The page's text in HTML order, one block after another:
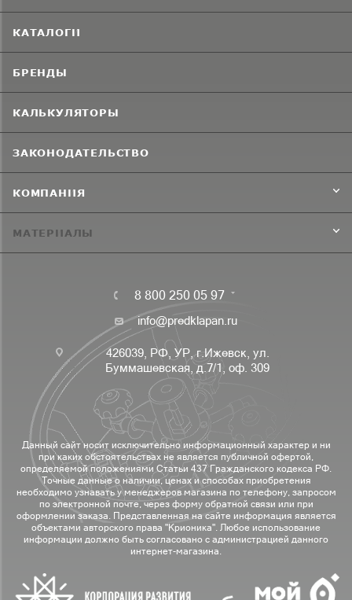
КАТАЛОГИ
БРЕНДЫ
КАЛЬКУЛЯТОРЫ
ЗАКОНОДАТЕЛЬСТВО
КОМПАНИЯ
МАТЕРИАЛЫ
8 800 250 05 97
info@predklapan.ru
426039, РФ, УР, г.Ижевск, ул.
Буммашевская, д.7/1, оф. 309
Данный сайт носит исключительно информационный характер и ни
при каких обстоятельствах не является публичной офертой,
определяемой положениями Статьи 437 Гражданского кодекса РФ.
Точные данные о наличии, ценах и способах приобретения
необходимо узнавать у менеджеров магазина по телефону, запросом
по электронной почте, через форму обратной связи или при
оформлении заказа. Представленная на сайте информация является
объектами авторского права "Крионика". Любое использование
информации должно быть согласовано с администрацией данного
интернет-магазина.